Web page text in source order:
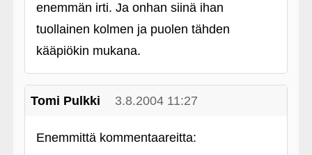
enemmän irti. Ja onhan siinä ihan
tuollainen kolmen ja puolen tähden
kääpiökin mukana.
Tomi Pulkki 3.8.2004 11:27
Enemmittä kommentaareitta: